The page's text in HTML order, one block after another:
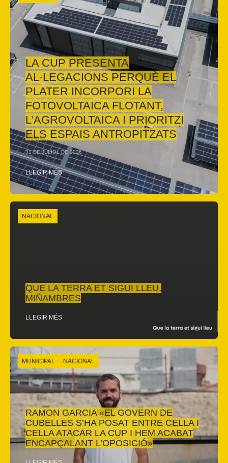
LA CUP PRESENTA
AL·LEGACIONS PERQUÈ EL
PLATER INCORPORI LA
FOTOVOLTAICA FLOTANT,
L’AGROVOLTAICA I PRIORITZI
ELS ESPAIS ANTROPITZATS
31 DE JULIOL DE 2026
LLEGIR MÉS
QUE LA TERRA ET SIGUI LLEU,
MIÑAMBRES
LLEGIR MÉS
NACIONAL
RAMON GARCIA «EL GOVERN DE
CUBELLES S’HA POSAT ENTRE CELLA I
CELLA ATACAR LA CUP I HEM ACABAT
ENCAPÇALANT L’OPOSICIÓ»
MUNICIPAL NACIONAL